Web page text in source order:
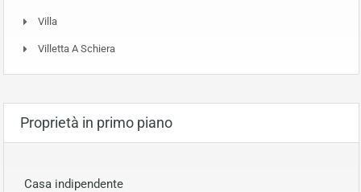
Villa
Villetta A Schiera
Proprietà in primo piano
Casa indipendente